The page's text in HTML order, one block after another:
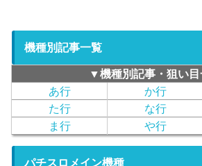
機種別記事一覧
▼機種別記事・狙い目
あ行
か行
た行
な行
ま行
や行
パチスロメイン機種